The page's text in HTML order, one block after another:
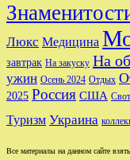
Люкс Медицина
завтрак На закуску На
ужин Осень 2024 Отдых
2025 Россия США
Туризм Украина
Все материалы на данном сайте